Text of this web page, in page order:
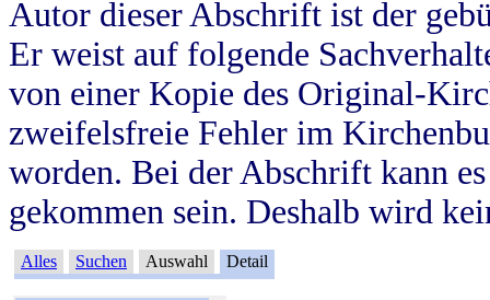
Autor dieser Abschrift ist der
Er weist auf folgende
von einer Kopie des Original-
zweifelsfreie Fehler im
worden. Bei der Abschrift kann
gekommen sein. Deshalb wird
Alles Suchen Auswahl Detail